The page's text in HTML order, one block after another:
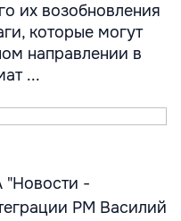
их возобновления
которые могут
направлении в
...
-
РМ Василий